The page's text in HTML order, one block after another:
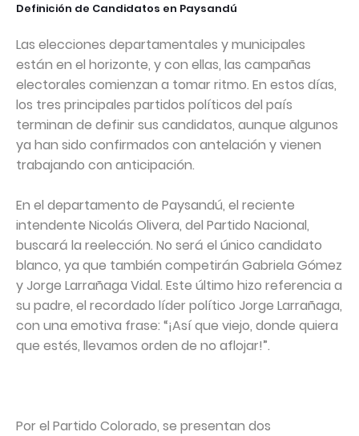
Definición de Candidatos en Paysandú
Las elecciones departamentales y municipales
están en el horizonte, y con ellas, las campañas
electorales comienzan a tomar ritmo. En estos días,
los tres principales partidos políticos del país
terminan de definir sus candidatos, aunque algunos
ya han sido confirmados con antelación y vienen
trabajando con anticipación.
En el departamento de Paysandú, el reciente
intendente Nicolás Olivera, del Partido Nacional,
buscará la reelección. No será el único candidato
blanco, ya que también competirán Gabriela Gómez
y Jorge Larrañaga Vidal. Este último hizo referencia a
su padre, el recordado líder político Jorge Larrañaga,
con una emotiva frase: “¡Así que viejo, donde quiera
que estés, llevamos orden de no aflojar!”.
Por el Partido Colorado, se presentan dos